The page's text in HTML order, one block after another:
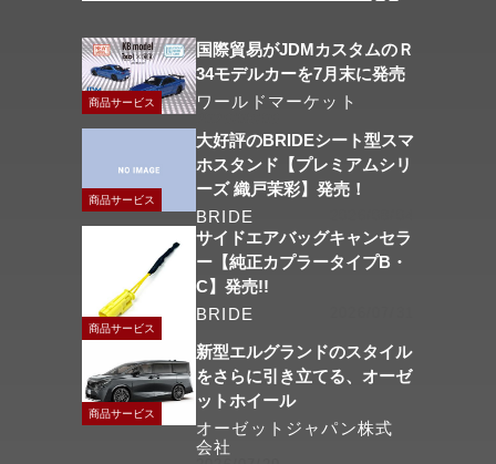
商品サービス
国際貿易がJDMカスタムのＲ
34モデルカーを7月末に発売
ワールドマーケット
商品サービス
大好評のBRIDEシート型スマ
ホスタンド【プレミアムシリ
ーズ 織戸茉彩】発売！
BRIDE
商品サービス
サイドエアバッグキャンセラ
ー【純正カプラータイプB・
C】発売!!
BRIDE
商品サービス
新型エルグランドのスタイル
をさらに引き立てる、オーゼ
ットホイール
オーゼットジャパン株式
会社